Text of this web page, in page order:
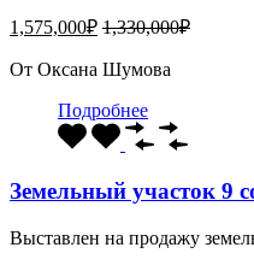
1,575,000₽ 1,330,000₽
От Оксана Шумова
Подробнее
Земельный участок 9
Выставлен на продажу